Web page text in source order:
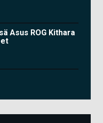
Asus ROG Kithara